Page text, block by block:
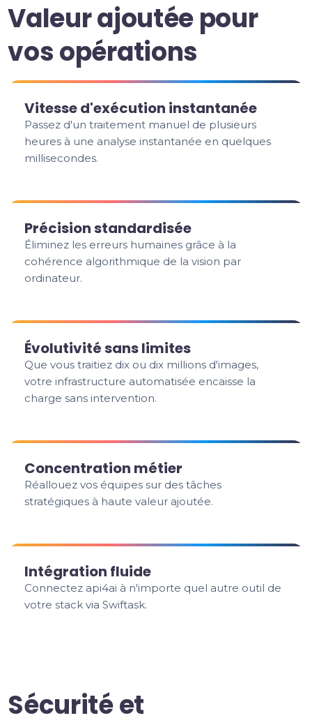
Valeur ajoutée pour
vos opérations
Vitesse d'exécution instantanée
Passez d'un traitement manuel de plusieurs
heures à une analyse instantanée en quelques
millisecondes.
Précision standardisée
Éliminez les erreurs humaines grâce à la
cohérence algorithmique de la vision par
ordinateur.
Évolutivité sans limites
Que vous traitiez dix ou dix millions d'images,
votre infrastructure automatisée encaisse la
charge sans intervention.
Concentration métier
Réallouez vos équipes sur des tâches
stratégiques à haute valeur ajoutée.
Intégration fluide
Connectez api4ai à n'importe quel autre outil de
votre stack via Swiftask.
Sécurité et